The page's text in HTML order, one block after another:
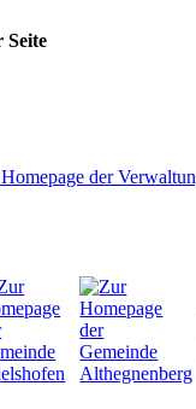
Seite